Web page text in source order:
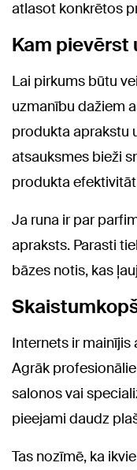
atlasot konkrētos
Kam pievērst
Lai pirkums būtu
uzmanību dažiem
produkta aprakstu
atsauksmes bieži
produkta
Ja runa ir par
apraksts. Parasti
bāzes notis, kas
Internets ir mainījis
Agrāk
salonos vai
pieejami daudz
Tas nozīmē, ka